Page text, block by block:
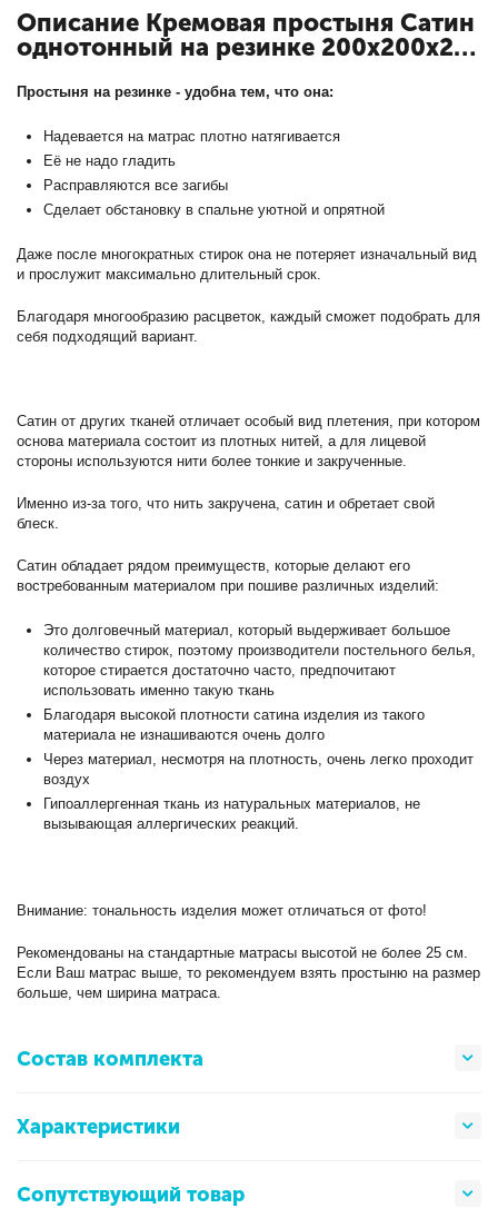
Описание Кремовая простыня Сатин
однотонный на резинке 200х200х25
Простыня на резинке - удобна тем, что она:
Надевается на матрас плотно натягивается
Её не надо гладить
Расправляются все загибы
Сделает обстановку в спальне уютной и опрятной
Даже после многократных стирок она не потеряет изначальный вид
и прослужит максимально длительный срок.
Благодаря многообразию расцветок, каждый сможет подобрать для
себя подходящий вариант.
Сатин от других тканей отличает особый вид плетения, при котором
основа материала состоит из плотных нитей, а для лицевой
стороны используются нити более тонкие и закрученные.
Именно из-за того, что нить закручена, сатин и обретает свой
блеск.
Сатин обладает рядом преимуществ, которые делают его
востребованным материалом при пошиве различных изделий:
Это долговечный материал, который выдерживает большое
количество стирок, поэтому производители постельного белья,
которое стирается достаточно часто, предпочитают
использовать именно такую ткань
Благодаря высокой плотности сатина изделия из такого
материала не изнашиваются очень долго
Через материал, несмотря на плотность, очень легко проходит
воздух
Гипоаллергенная ткань из натуральных материалов, не
вызывающая аллергических реакций.
Внимание: тональность изделия может отличаться от фото!
Рекомендованы на стандартные матрасы высотой не более 25 см.
Если Ваш матрас выше, то рекомендуем взять простыню на размер
больше, чем ширина матраса.
Состав комплекта
Характеристики
Сопутствующий товар